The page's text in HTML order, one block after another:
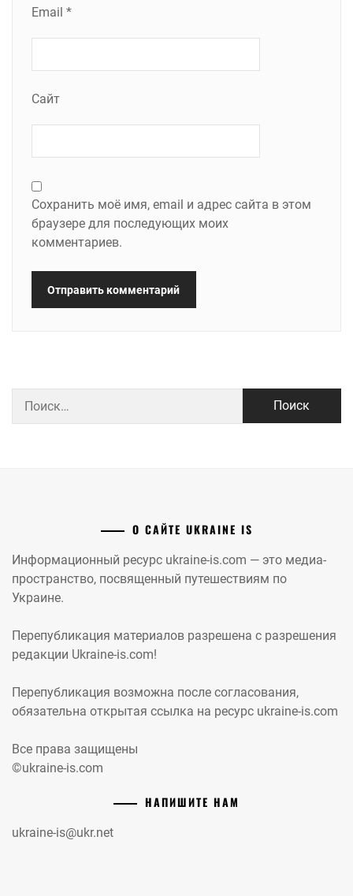
Email *
Сайт
Сохранить моё имя, email и адрес сайта в этом
браузере для последующих моих
комментариев.
О САЙТЕ UKRAINE IS
Информационный ресурс ukraine-is.com — это медиа-
пространство, посвященный путешествиям по
Украине.
Перепубликация материалов разрешена с разрешения
редакции Ukraine-is.com!
Перепубликация возможна после согласования,
обязательна открытая ссылка на ресурс ukraine-is.com
Все права защищены
©ukraine-is.com
НАПИШИТЕ НАМ
ukraine-is@ukr.net